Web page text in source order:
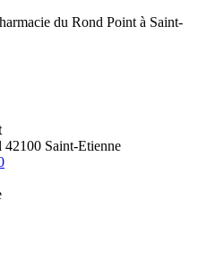
du Rond Point à Saint-
42100 Saint-Etienne